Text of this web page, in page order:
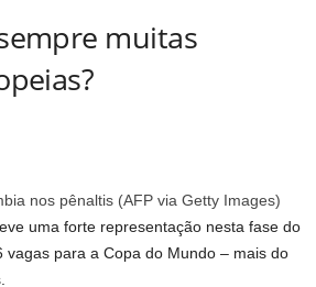
muitas
nos pênaltis (AFP via Getty Images)
uma forte representação nesta fase do
vagas para a Copa do Mundo – mais do